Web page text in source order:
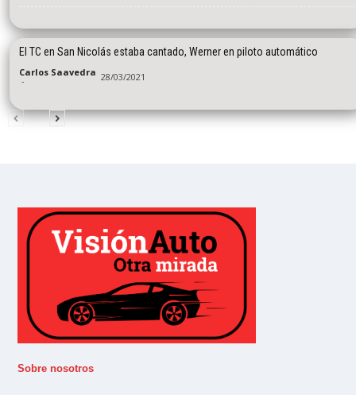
El TC en San Nicolás estaba cantado, Werner en piloto automático
Carlos Saavedra
- 28/03/2021
Sobre nosotros